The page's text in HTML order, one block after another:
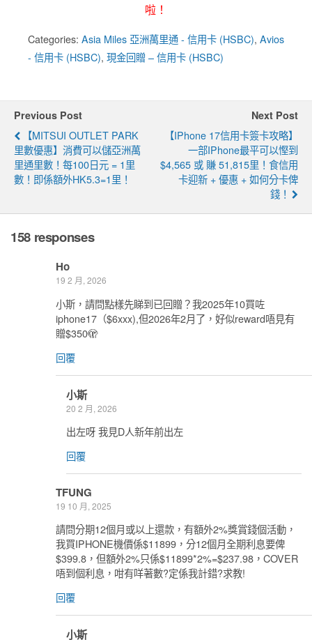
啦！
Categories: Asia Miles 亞洲萬里通 - 信用卡 (HSBC), Avios
- 信用卡 (HSBC), 現金回贈 – 信用卡 (HSBC)
Previous Post
【MITSUI OUTLET PARK
里數優惠】消費可以儲亞洲萬
里通里數！每100日元 = 1里
數！即係額外HK5.3=1里！
Next Post
【iPhone 17信用卡簽卡攻略】
一部iPhone最平可以慳到
$4,565 或 賺 51,815里！食信用
卡迎新 + 優惠 + 如何分卡俾
錢！
158 responses
Ho
19 2 月, 2026
小斯，請問點樣先睇到已回贈？我2025年10買咗
iphone17（$6xxx),但2026年2月了，好似reward唔見有
贈$350🫣
回覆
小斯
20 2 月, 2026
出左呀 我見D人新年前出左
回覆
TFUNG
19 10 月, 2025
請問分期12個月或以上還款，有額外2%獎賞錢個活動，
我買IPHONE機價係$11899，分12個月全期利息要俾
$399.8，但額外2%只係$11899*2%=$237.98，COVER
唔到個利息，咁有咩著數?定係我計錯?求教!
回覆
小斯